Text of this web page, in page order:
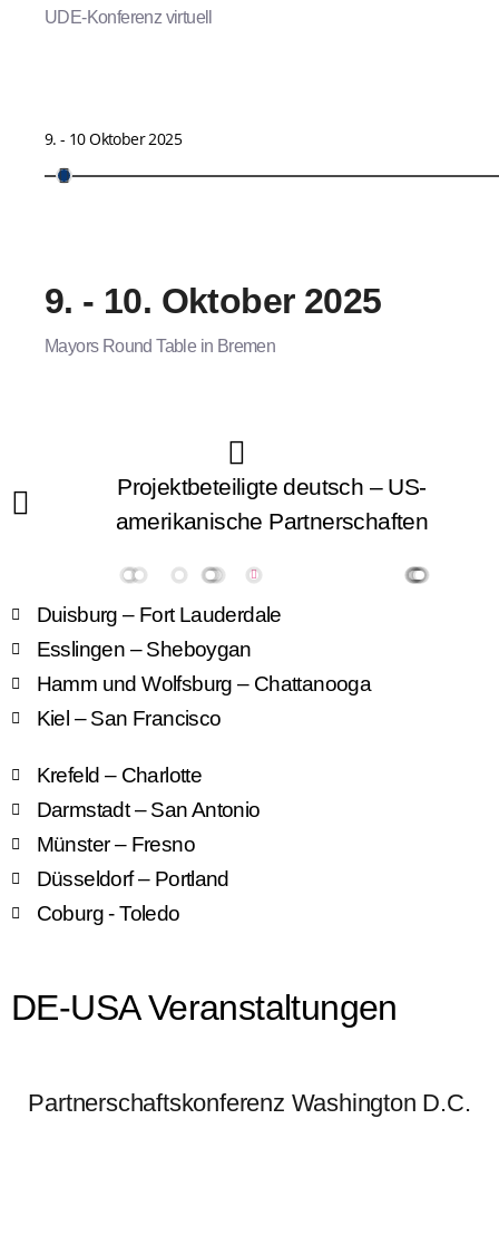
UDE-Konferenz virtuell
9. - 10 Oktober 2025
9. - 10. Oktober 2025
Mayors Round Table in Bremen
Projektbeteiligte deutsch – US-
amerikanische Partnerschaften
Duisburg – Fort Lauderdale
Esslingen – Sheboygan
Hamm und Wolfsburg – Chattanooga
Kiel – San Francisco
Krefeld – Charlotte
Darmstadt – San Antonio
Münster – Fresno
Düsseldorf – Portland
Coburg - Toledo
DE-USA Veranstaltungen
Partnerschaftskonferenz Washington D.C.